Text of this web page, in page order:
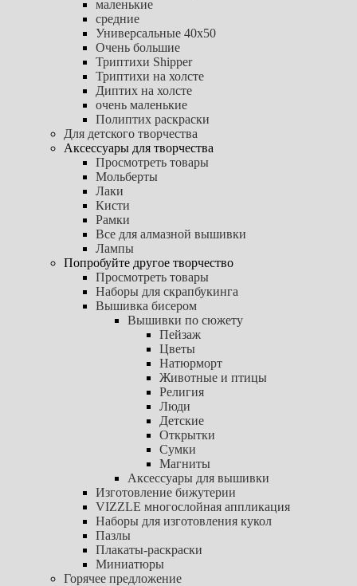
маленькие
средние
Универсальные 40х50
Очень большие
Триптихи Shipper
Триптихи на холсте
Диптих на холсте
очень маленькие
Полиптих раскраски
Для детского творчества
Аксессуары для творчества
Просмотреть товары
Мольберты
Лаки
Кисти
Рамки
Все для алмазной вышивки
Лампы
Попробуйте другое творчество
Просмотреть товары
Наборы для скрапбукинга
Вышивка бисером
Вышивки по сюжету
Пейзаж
Цветы
Натюрморт
Животные и птицы
Религия
Люди
Детские
Открытки
Сумки
Магниты
Аксессуары для вышивки
Изготовление бижутерии
VIZZLE многослойная аппликация
Наборы для изготовления кукол
Пазлы
Плакаты-раскраски
Миниатюры
Горячее предложение